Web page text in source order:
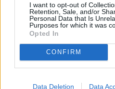
I want to opt-out of
Retention, Sale, and/or
Personal Data that Is
Purposes for which it was
Opted In
CONFIRM
Data Deletion Data